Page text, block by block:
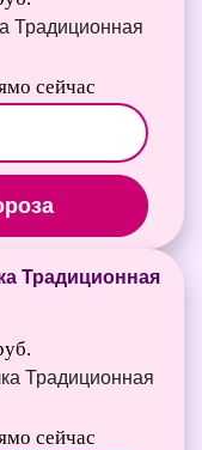
сейчас
Традиционная
сейчас